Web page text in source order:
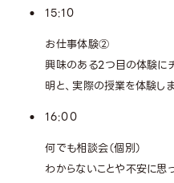
15:10
お仕事体験②
興味のある2つ目の体験に
明と、実際の授業を体験し
16:00
何でも相談会（個別）
わからないことや不安に思